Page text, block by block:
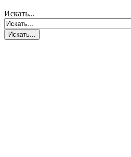
Искать...